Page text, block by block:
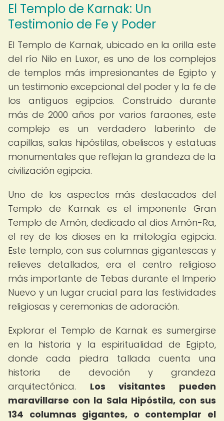
El Templo de Karnak: Un
Testimonio de Fe y Poder
El Templo de Karnak, ubicado en la orilla este
del río Nilo en Luxor, es uno de los complejos
de templos más impresionantes de Egipto y
un testimonio excepcional del poder y la fe de
los antiguos egipcios. Construido durante
más de 2000 años por varios faraones, este
complejo es un verdadero laberinto de
capillas, salas hipóstilas, obeliscos y estatuas
monumentales que reflejan la grandeza de la
civilización egipcia.
Uno de los aspectos más destacados del
Templo de Karnak es el imponente Gran
Templo de Amón, dedicado al dios Amón-Ra,
el rey de los dioses en la mitología egipcia.
Este templo, con sus columnas gigantescas y
relieves detallados, era el centro religioso
más importante de Tebas durante el Imperio
Nuevo y un lugar crucial para las festividades
religiosas y ceremonias de adoración.
Explorar el Templo de Karnak es sumergirse
en la historia y la espiritualidad de Egipto,
donde cada piedra tallada cuenta una
historia de devoción y grandeza
arquitectónica. Los visitantes pueden
maravillarse con la Sala Hipóstila, con sus
134 columnas gigantes, o contemplar el